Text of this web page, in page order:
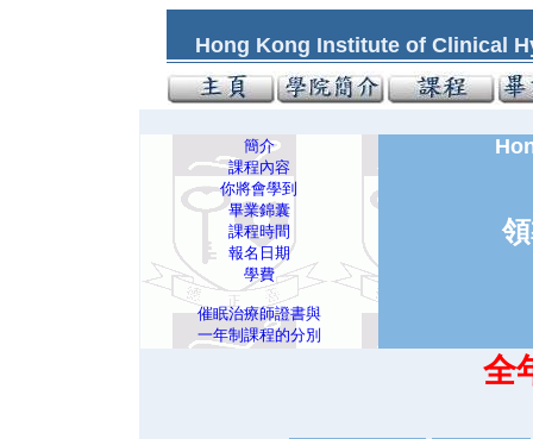
Hong Kong Institute of Clinical
簡介
課程內容
你將會學到
畢業錦囊
課程時間
報名日期
學費
催眠治療師證書與
一年制課程的分別
全